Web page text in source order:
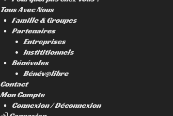
Tous Avec Nous
Famille & Groupes
Partenaires
Entreprises
Instititionnels
Bénévoles
Bénév@libre
Contact
Mon Compte
Connexion / Déconnexion